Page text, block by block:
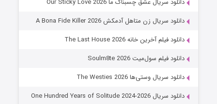
دانلود سریال عشق چسبناک ما Our Sticky Love 2026
دانلود سریال زن متاهل آدمکش A Bona Fide Killer 2026
دانلود فیلم آخرین خانه The Last House 2026
دانلود فیلم سول‌میت Soulm8te 2026
دانلود سریال وستی‌ها The Westies 2026
دانلود سریال One Hundred Years of Solitude 2024-2026